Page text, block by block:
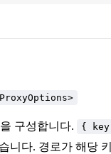
구성합니다.
{
니다. 경로가 해당